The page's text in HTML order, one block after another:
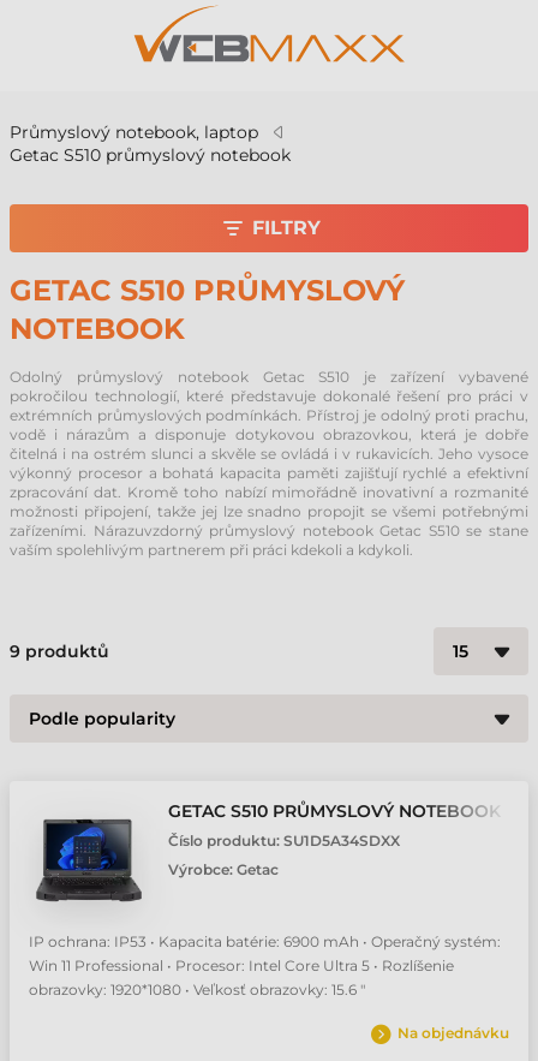
Průmyslový notebook, laptop
Getac S510 průmyslový notebook
GETAC S510 PRŮMYSLOVÝ
NOTEBOOK
Odolný průmyslový notebook Getac S510 je zařízení vybavené
pokročilou technologií, které představuje dokonalé řešení pro práci v
extrémních průmyslových podmínkách. Přístroj je odolný proti prachu,
vodě i nárazům a disponuje dotykovou obrazovkou, která je dobře
čitelná i na ostrém slunci a skvěle se ovládá i v rukavicích. Jeho vysoce
výkonný procesor a bohatá kapacita paměti zajišťují rychlé a efektivní
zpracování dat. Kromě toho nabízí mimořádně inovativní a rozmanité
možnosti připojení, takže jej lze snadno propojit se všemi potřebnými
zařízeními. Nárazuvzdorný průmyslový notebook Getac S510 se stane
vaším spolehlivým partnerem při práci kdekoli a kdykoli.
9 produktů
GETAC S510 PRŮMYSLOVÝ NOTEBOOK
Číslo produktu: SU1D5A34SDXX
Výrobce: Getac
IP ochrana: IP53 • Kapacita batérie: 6900 mAh • Operačný systém:
Win 11 Professional • Procesor: Intel Core Ultra 5 • Rozlíšenie
obrazovky: 1920*1080 • Veľkosť obrazovky: 15.6 "
Na objednávku
FILTRY